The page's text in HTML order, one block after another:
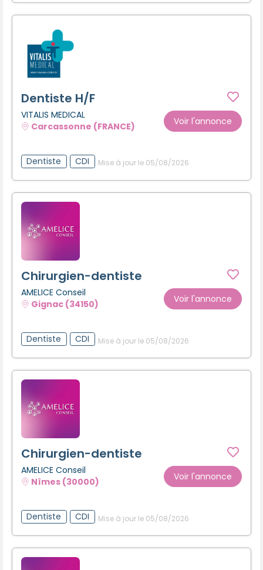
Dentiste H/F
VITALIS MEDICAL
Carcassonne (FRANCE)
Voir l'annonce
Dentiste CDI Mise à jour le 05/08/2026
Chirurgien-dentiste
AMELICE Conseil
Gignac (34150)
Voir l'annonce
Dentiste CDI Mise à jour le 05/08/2026
Chirurgien-dentiste
AMELICE Conseil
Nîmes (30000)
Voir l'annonce
Dentiste CDI Mise à jour le 05/08/2026